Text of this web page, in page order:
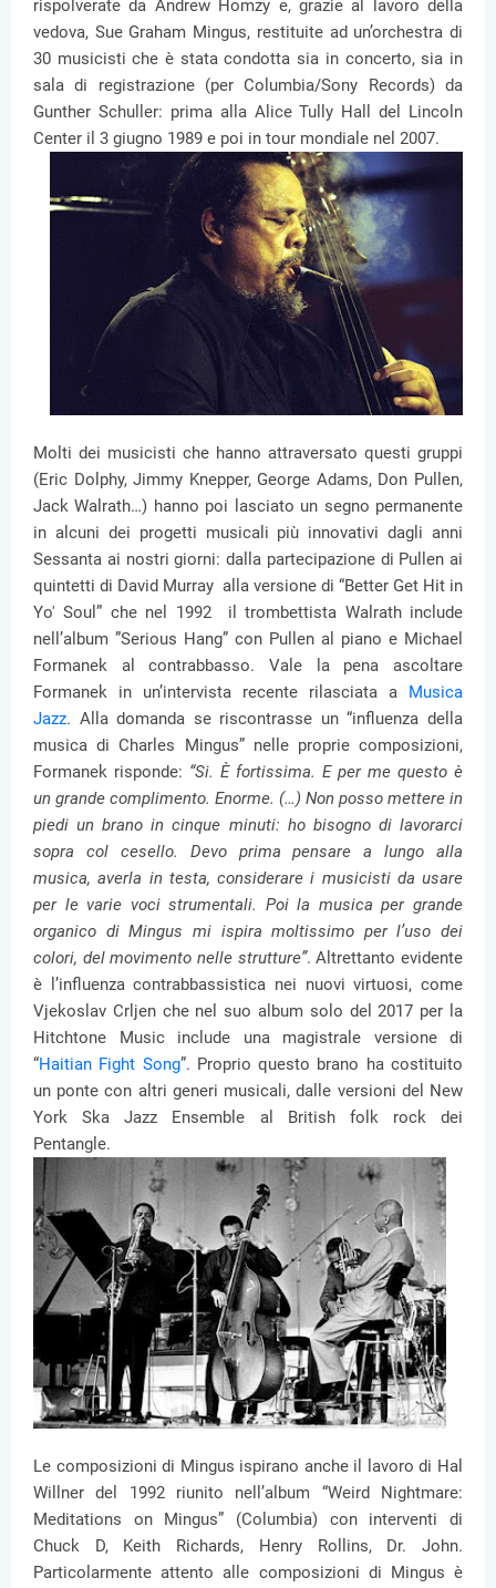
rispolverate da Andrew Homzy e, grazie al lavoro della
vedova, Sue Graham Mingus, restituite ad un’orchestra di
30 musicisti che è stata condotta sia in concerto, sia in
sala di registrazione (per Columbia/Sony Records) da
Gunther Schuller: prima alla Alice Tully Hall del Lincoln
Center il 3 giugno 1989 e poi in tour mondiale nel 2007.
Molti dei musicisti che hanno attraversato questi gruppi
(Eric Dolphy, Jimmy Knepper, George Adams, Don Pullen,
Jack Walrath…) hanno poi lasciato un segno permanente
in alcuni dei progetti musicali più innovativi dagli anni
Sessanta ai nostri giorni: dalla partecipazione di Pullen ai
quintetti di David Murray alla versione di “Better Get Hit in
Yo' Soul” che nel 1992 il trombettista Walrath include
nell’album ”Serious Hang” con Pullen al piano e Michael
Formanek al contrabbasso. Vale la pena ascoltare
Formanek in un’intervista recente rilasciata a Musica
Jazz. Alla domanda se riscontrasse un “influenza della
musica di Charles Mingus” nelle proprie composizioni,
Formanek risponde: “Si. È fortissima. E per me questo è
un grande complimento. Enorme. (…) Non posso mettere in
piedi un brano in cinque minuti: ho bisogno di lavorarci
sopra col cesello. Devo prima pensare a lungo alla
musica, averla in testa, considerare i musicisti da usare
per le varie voci strumentali. Poi la musica per grande
organico di Mingus mi ispira moltissimo per l’uso dei
colori, del movimento nelle strutture”. Altrettanto evidente
è l’influenza contrabbassistica nei nuovi virtuosi, come
Vjekoslav Crljen che nel suo album solo del 2017 per la
Hitchtone Music include una magistrale versione di
“Haitian Fight Song”. Proprio questo brano ha costituito
un ponte con altri generi musicali, dalle versioni del New
York Ska Jazz Ensemble al British folk rock dei
Pentangle.
Le composizioni di Mingus ispirano anche il lavoro di Hal
Willner del 1992 riunito nell’album “Weird Nightmare:
Meditations on Mingus” (Columbia) con interventi di
Chuck D, Keith Richards, Henry Rollins, Dr. John.
Particolarmente attento alle composizioni di Mingus è